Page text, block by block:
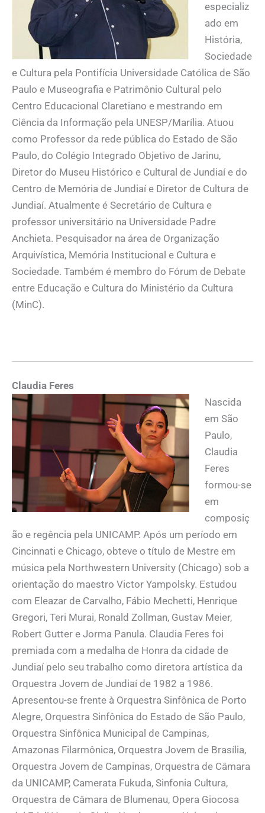
especializ
ado em
História,
Sociedade
e Cultura pela Pontifícia Universidade Católica de São
Paulo e Museografia e Patrimônio Cultural pelo
Centro Educacional Claretiano e mestrando em
Ciência da Informação pela UNESP/Marília. Atuou
como Professor da rede pública do Estado de São
Paulo, do Colégio Integrado Objetivo de Jarinu,
Diretor do Museu Histórico e Cultural de Jundiaí e do
Centro de Memória de Jundiaí e Diretor de Cultura de
Jundiaí. Atualmente é Secretário de Cultura e
professor universitário na Universidade Padre
Anchieta. Pesquisador na área de Organização
Arquivística, Memória Institucional e Cultura e
Sociedade. Também é membro do Fórum de Debate
entre Educação e Cultura do Ministério da Cultura
(MinC).
Claudia Feres
Nascida
em São
Paulo,
Claudia
Feres
formou-se
em
composiç
ão e regência pela UNICAMP. Após um período em
Cincinnati e Chicago, obteve o título de Mestre em
música pela Northwestern University (Chicago) sob a
orientação do maestro Victor Yampolsky. Estudou
com Eleazar de Carvalho, Fábio Mechetti, Henrique
Gregori, Teri Murai, Ronald Zollman, Gustav Meier,
Robert Gutter e Jorma Panula. Claudia Feres foi
premiada com a medalha de Honra da cidade de
Jundiaí pelo seu trabalho como diretora artística da
Orquestra Jovem de Jundiaí de 1982 a 1986.
Apresentou-se frente à Orquestra Sinfônica de Porto
Alegre, Orquestra Sinfônica do Estado de São Paulo,
Orquestra Sinfônica Municipal de Campinas,
Amazonas Filarmônica, Orquestra Jovem de Brasília,
Orquestra Jovem de Campinas, Orquestra de Câmara
da UNICAMP, Camerata Fukuda, Sinfonia Cultura,
Orquestra de Câmara de Blumenau, Opera Giocosa